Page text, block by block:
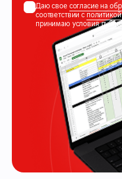
Даю свое согласие на
соответствии с
принимаю условия